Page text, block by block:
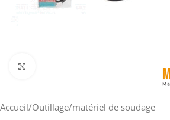
Accueil/Outillage/matériel de soudage